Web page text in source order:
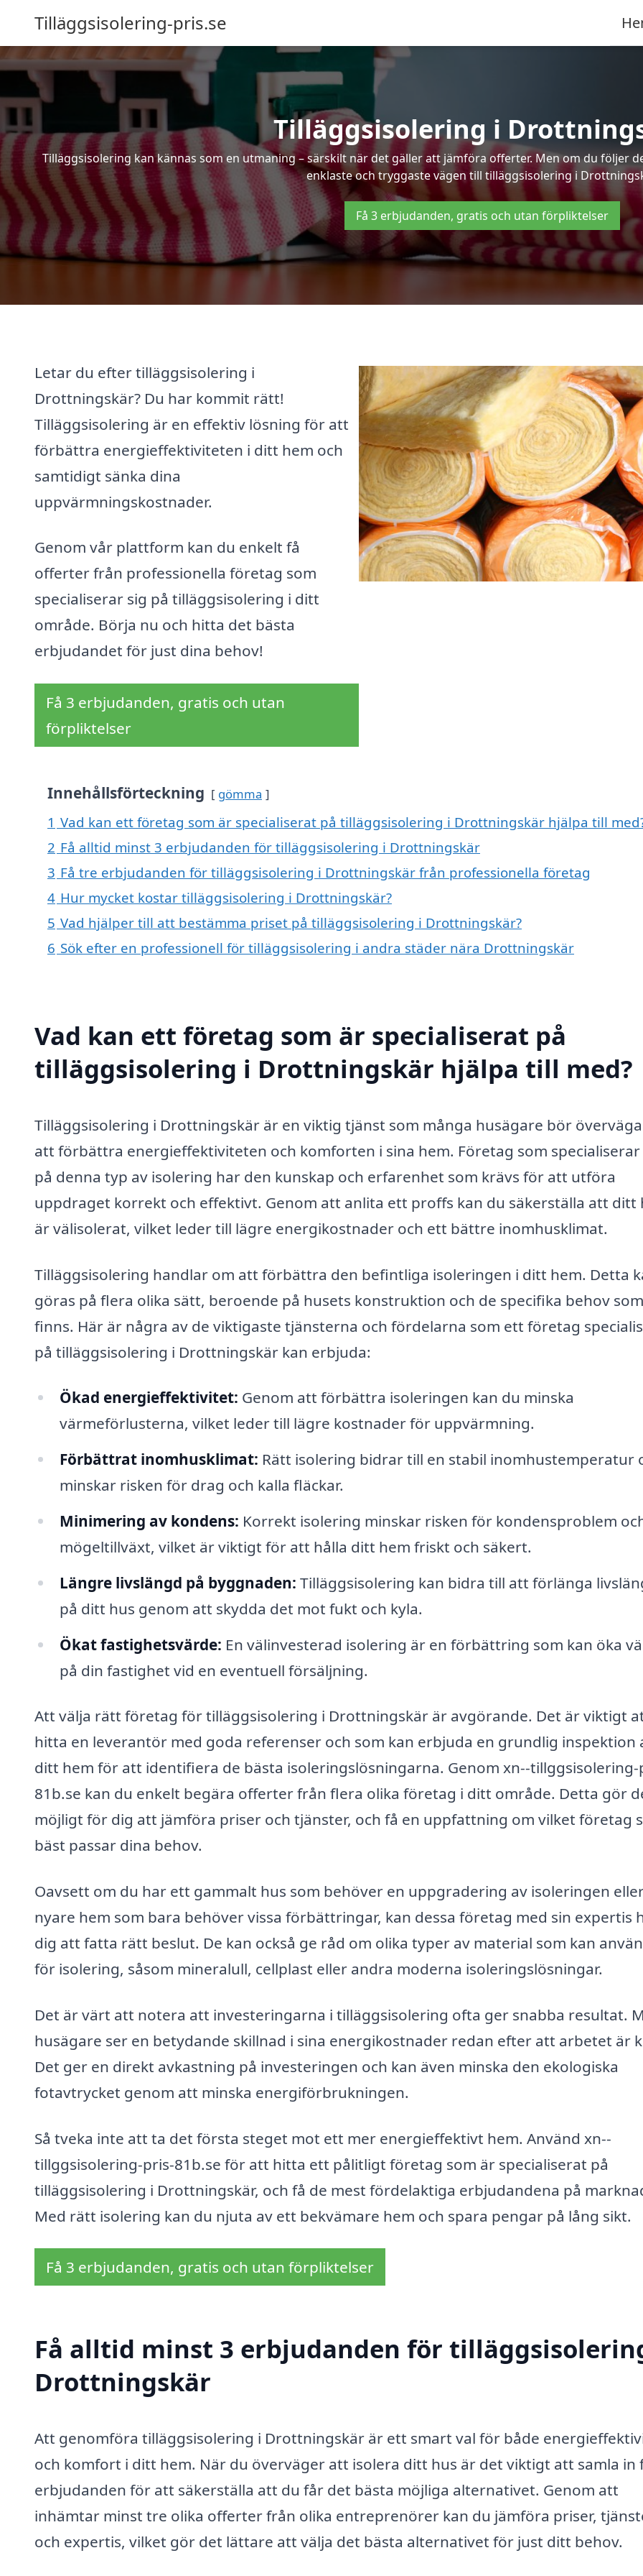
Tilläggsisolering-pris.se
Tilläggsisolering i
Tilläggsisolering kan kännas som en utmaning – särskilt när det gäller att jämföra offerter. Men om du följer
enklaste och tryggaste vägen till tilläggsisolering i
Få 3 erbjudanden, gratis och utan förpliktelser
Letar du efter tilläggsisolering i
Drottningskär? Du har kommit rätt!
Tilläggsisolering är en effektiv lösning för att
förbättra energieffektiviteten i ditt hem och
samtidigt sänka dina
uppvärmningskostnader.
Genom vår plattform kan du enkelt få
offerter från professionella företag som
specialiserar sig på tilläggsisolering i ditt
område. Börja nu och hitta det bästa
erbjudandet för just dina behov!
Få 3 erbjudanden, gratis och utan
förpliktelser
Innehållsförteckning gömma
1 Vad kan ett företag som är specialiserat på tilläggsisolering i Drottningskär hjälpa till
2 Få alltid minst 3 erbjudanden för tilläggsisolering i Drottningskär
3 Få tre erbjudanden för tilläggsisolering i Drottningskär från professionella företag
4 Hur mycket kostar tilläggsisolering i Drottningskär?
5 Vad hjälper till att bestämma priset på tilläggsisolering i Drottningskär?
6 Sök efter en professionell för tilläggsisolering i andra städer nära Drottningskär
Vad kan ett företag som är specialiserat på
tilläggsisolering i Drottningskär hjälpa till med?
Tilläggsisolering i Drottningskär är en viktig tjänst som många husägare bör
att förbättra energieffektiviteten och komforten i sina hem. Företag som specialiserar
på denna typ av isolering har den kunskap och erfarenhet som krävs för att utföra
uppdraget korrekt och effektivt. Genom att anlita ett proffs kan du säkerställa att ditt
är välisolerat, vilket leder till lägre energikostnader och ett bättre inomhusklimat.
Tilläggsisolering handlar om att förbättra den befintliga isoleringen i ditt hem. Detta
göras på flera olika sätt, beroende på husets konstruktion och de specifika behov som
finns. Här är några av de viktigaste tjänsterna och fördelarna som ett företag
på tilläggsisolering i Drottningskär kan erbjuda:
Ökad energieffektivitet: Genom att förbättra isoleringen kan du minska
värmeförlusterna, vilket leder till lägre kostnader för uppvärmning.
Förbättrat inomhusklimat: Rätt isolering bidrar till en stabil inomhustemperatur
minskar risken för drag och kalla fläckar.
Minimering av kondens: Korrekt isolering minskar risken för kondensproblem
mögeltillväxt, vilket är viktigt för att hålla ditt hem friskt och säkert.
Längre livslängd på byggnaden: Tilläggsisolering kan bidra till att förlänga
på ditt hus genom att skydda det mot fukt och kyla.
Ökat fastighetsvärde: En välinvesterad isolering är en förbättring som kan öka
på din fastighet vid en eventuell försäljning.
Att välja rätt företag för tilläggsisolering i Drottningskär är avgörande. Det är viktigt
hitta en leverantör med goda referenser och som kan erbjuda en grundlig inspektion
ditt hem för att identifiera de bästa isoleringslösningarna. Genom xn--tillggsisolering-
81b.se kan du enkelt begära offerter från flera olika företag i ditt område. Detta gör
möjligt för dig att jämföra priser och tjänster, och få en uppfattning om vilket företag
bäst passar dina behov.
Oavsett om du har ett gammalt hus som behöver en uppgradering av isoleringen
nyare hem som bara behöver vissa förbättringar, kan dessa företag med sin expertis
dig att fatta rätt beslut. De kan också ge råd om olika typer av material som kan
för isolering, såsom mineralull, cellplast eller andra moderna isoleringslösningar.
Det är värt att notera att investeringarna i tilläggsisolering ofta ger snabba resultat.
husägare ser en betydande skillnad i sina energikostnader redan efter att arbetet är
Det ger en direkt avkastning på investeringen och kan även minska den ekologiska
fotavtrycket genom att minska energiförbrukningen.
Så tveka inte att ta det första steget mot ett mer energieffektivt hem. Använd xn--
tillggsisolering-pris-81b.se för att hitta ett pålitligt företag som är specialiserat på
tilläggsisolering i Drottningskär, och få de mest fördelaktiga erbjudandena på
Med rätt isolering kan du njuta av ett bekvämare hem och spara pengar på lång sikt.
Få 3 erbjudanden, gratis och utan förpliktelser
Få alltid minst 3 erbjudanden för
Drottningskär
Att genomföra tilläggsisolering i Drottningskär är ett smart val för både
och komfort i ditt hem. När du överväger att isolera ditt hus är det viktigt att samla in
erbjudanden för att säkerställa att du får det bästa möjliga alternativet. Genom att
inhämtar minst tre olika offerter från olika entreprenörer kan du jämföra priser,
och expertis, vilket gör det lättare att välja det bästa alternativet för just ditt behov.